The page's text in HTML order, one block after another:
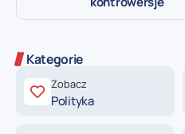
Kategorie
Zobacz
Polityka